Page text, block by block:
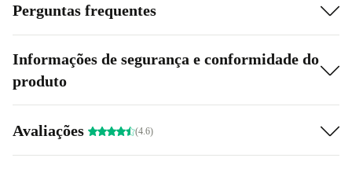
Perguntas frequentes
Informações de segurança e conformidade do
produto
Avaliações (4.6)